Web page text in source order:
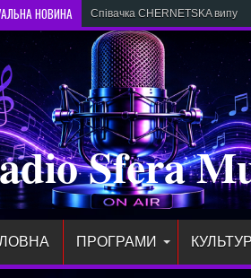
НОВИНА Співачка CHERNETSKA
Sfera
ПРОГРАМИ